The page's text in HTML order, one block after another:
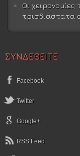
Οι
τρισδιάστατα
ΣΥΝΔΕΘΕΙΤΕ
Facebook
Twitter
Google+
RSS Feed